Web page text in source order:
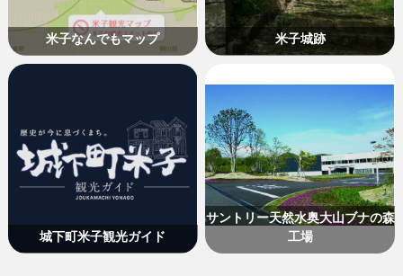
米子なんでもマップ 米子城跡
城下町米子観光ガイド
サントリー天然水奥大山ブナの森
工場